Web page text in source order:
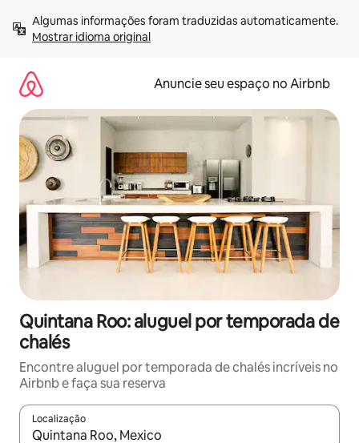
para
Mostrar idioma original
Anuncie seu espaço no Airbnb
Quintana Roo: aluguel por temporada de
chalés
Encontre aluguel por temporada de chalés incríveis no
Airbnb e faça sua reserva
Localização
Quando os resultados estiverem disponíveis, explore-os